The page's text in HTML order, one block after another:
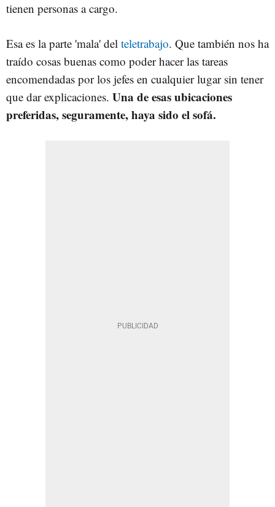
tienen personas a cargo.
Esa es la parte 'mala' del teletrabajo. Que también nos ha
traído cosas buenas como poder hacer las tareas
encomendadas por los jefes en cualquier lugar sin tener
que dar explicaciones. Una de esas ubicaciones
preferidas, seguramente, haya sido el sofá.